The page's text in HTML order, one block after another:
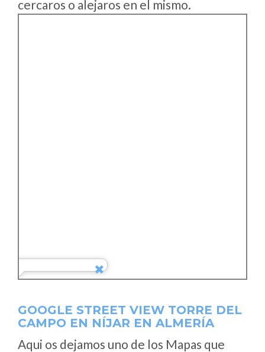
cercaros o alejaros en el mismo.
GOOGLE STREET VIEW TORRE DEL
CAMPO EN NÍJAR EN ALMERÍA
Aqui os dejamos uno de los Mapas que